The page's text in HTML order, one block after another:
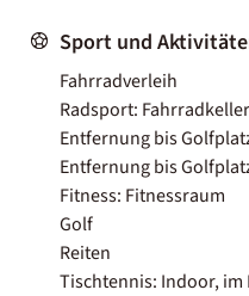
Sport und
Fahrradverleih
Radsport: Fahrradkeller
Entfernung bis
Entfernung bis
Fitness: Fitnessraum
Golf
Reiten
Tischtennis: Indoor, im